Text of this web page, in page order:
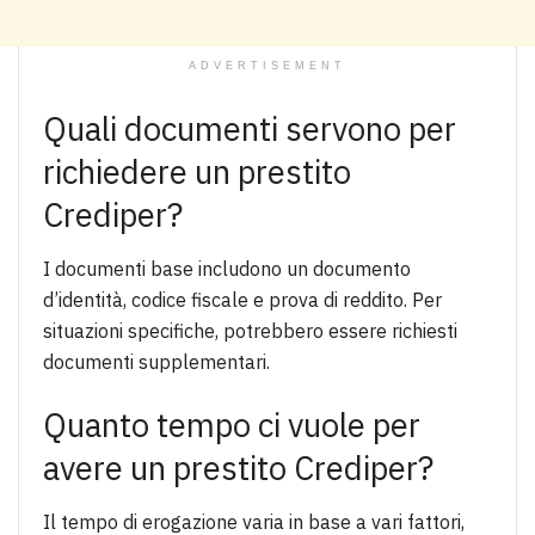
ADVERTISEMENT
Quali documenti servono per
richiedere un prestito
Crediper?
I documenti base includono un documento
d’identità, codice fiscale e prova di reddito. Per
situazioni specifiche, potrebbero essere richiesti
documenti supplementari.
Quanto tempo ci vuole per
avere un prestito Crediper?
Il tempo di erogazione varia in base a vari fattori,